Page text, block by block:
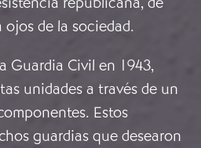
de la sociedad.
Guardia Civil en 1943,
unidades a través de un
Estos
guardias que desearon